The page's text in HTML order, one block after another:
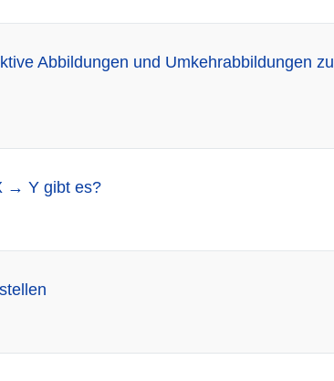
Abbildungen und Umkehrabbildungen zu
→ Y gibt es?